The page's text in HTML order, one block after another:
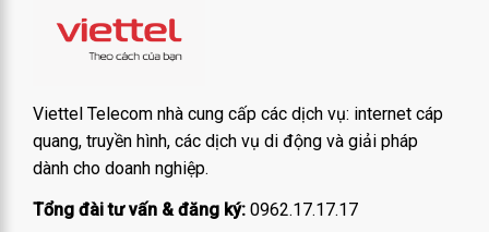
Viettel Telecom nhà cung cấp các dịch vụ: internet cáp
quang, truyền hình, các dịch vụ di động và giải pháp
dành cho doanh nghiệp.
Tổng đài tư vấn & đăng ký: 0962.17.17.17